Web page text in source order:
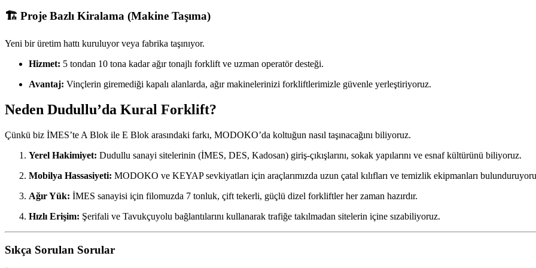
🏗️ Proje Bazlı Kiralama (Makine Taşıma)
Yeni bir üretim hattı kuruluyor veya fabrika taşınıyor.
Hizmet: 5 tondan 10 tona kadar ağır tonajlı forklift ve uzman operatör desteği.
Avantaj: Vinçlerin giremediği kapalı alanlarda, ağır makinelerinizi forkliftlerimizle güvenle yerleştiriyoruz.
Neden Dudullu’da Kural Forklift?
Çünkü biz İMES’te A Blok ile E Blok arasındaki farkı, MODOKO’da koltuğun nasıl taşınacağını biliyoruz.
Yerel Hakimiyet: Dudullu sanayi sitelerinin (İMES, DES, Kadosan) giriş-çıkışlarını, sokak yapılarını ve esnaf kültürünü biliyoruz.
Mobilya Hassasiyeti: MODOKO ve KEYAP sevkiyatları için araçlarımızda uzun çatal kılıfları ve temizlik ekipmanları
Ağır Yük: İMES sanayisi için filomuzda 7 tonluk, çift tekerli, güçlü dizel forkliftler her zaman hazırdır.
Hızlı Erişim: Şerifali ve Tavukçuyolu bağlantılarını kullanarak trafiğe takılmadan sitelerin içine sızabiliyoruz.
Sıkça Sorulan Sorular